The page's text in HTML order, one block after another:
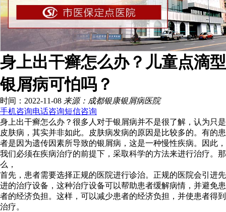
身上出干癣怎么办？儿童点滴型
银屑病可怕吗？
时间：2022-11-08 来源：成都银康银屑病医院
手机咨询电话咨询短信咨询
身上出干癣怎么办？很多人对于银屑病并不是很了解，认为只是
皮肤病，其实并非如此。皮肤病发病的原因是比较多的。有的患
者是因为遗传因素所导致的银屑病，这是一种慢性疾病。因此，
我们必须在疾病治疗的前提下，采取科学的方法来进行治疗。那
么，
首先，患者需要选择正规的医院进行诊治。正规的医院会引进先
进的治疗设备，这种治疗设备可以帮助患者缓解病情，并避免患
者的经济负担。这样，可以减少患者的经济负担，并使患者得到
治疗。